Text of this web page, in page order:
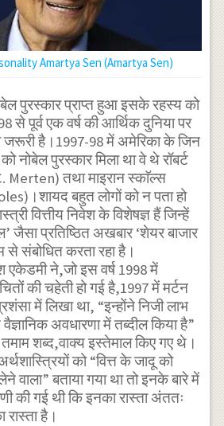
Amartya Sen (Amartya Sen)
पुरस्कार प्राप्त हुआ इसके रहस्य को
से पूर्व एक वर्ष की आर्थिक दुनिया पर
जरूरी है।1997-98 में अमेरिका के जिन
नोबेल पुरस्कार मिला था वे थे रॉबर्ट
Merten) तथा माइरान स्काॅल्स
बहुत लोगों को न पता हो
वित्तीय निवेश के विशेषज्ञ हैं जिन्हें
जैसा प्रतिष्ठित अखबार ‘शेयर बाजार
संबोधित करता रहा है।
एकेडमी ने,जो इस वर्ष 1998 में
की चहेती हो गई है,1997 में मर्टन
में लिखा था, “इन्होंने निजी लाभ
अवधारणा में तब्दील किया है”
शब्द,वाक्य इस्तेमाल किए गए थे।
को “वित्त के जादू को
वाला” बताया गया था तो इनके बारे में
की गई थी कि इनका रास्ता अंततः
रास्ता है।